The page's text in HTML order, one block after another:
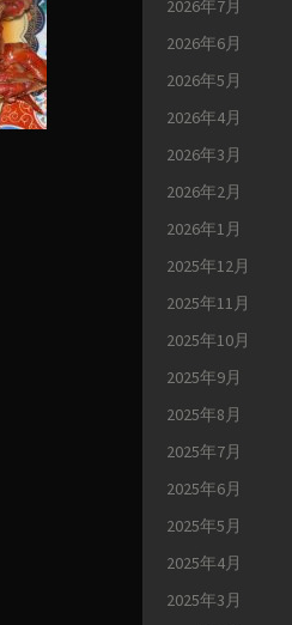
2026年7月
2026年6月
2026年5月
2026年4月
2026年3月
2026年2月
2026年1月
2025年12月
2025年11月
2025年10月
2025年9月
2025年8月
2025年7月
2025年6月
2025年5月
2025年4月
2025年3月